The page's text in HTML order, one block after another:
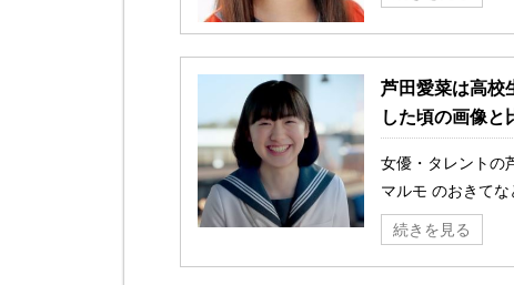
芦田愛菜は高校
した頃の画像と
女優・タレントの
マルモ のおきて
続きを見る